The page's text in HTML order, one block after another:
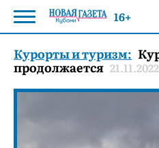
Курорты и туризм:
продолжается 21.11.2022
16+